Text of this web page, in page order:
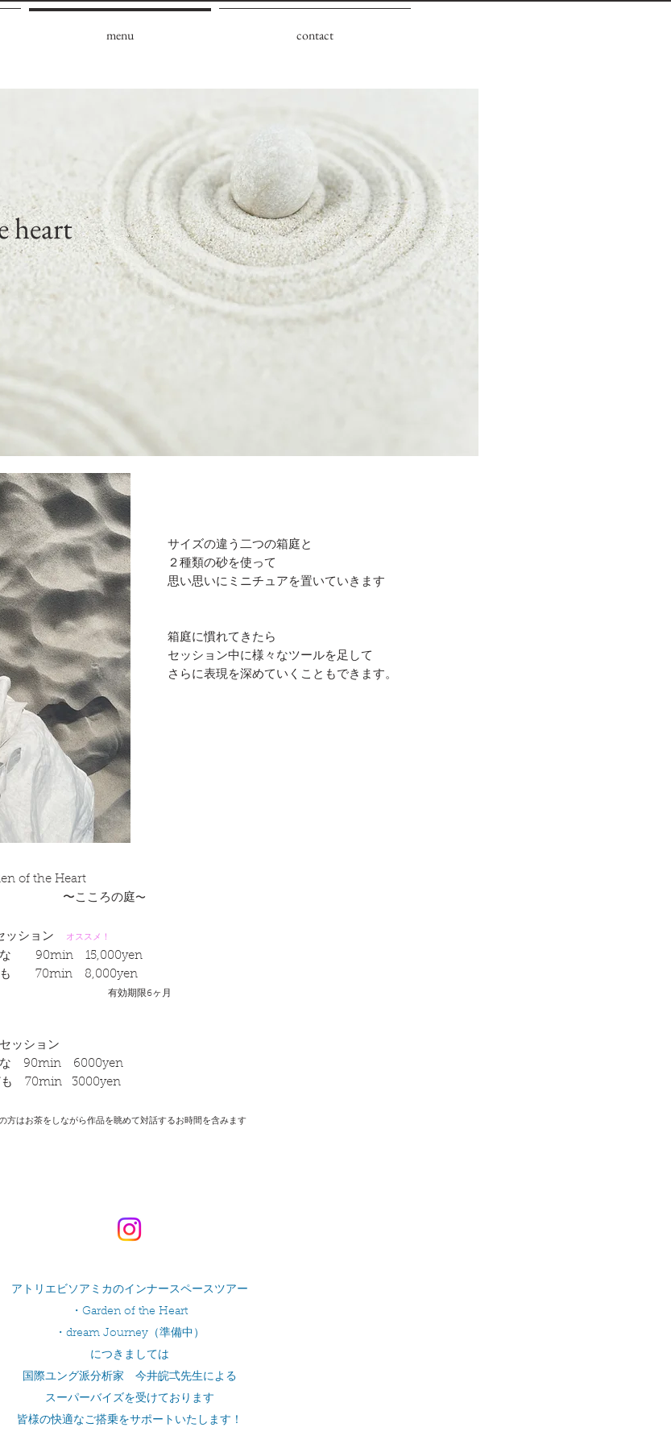
menu contact
heart
サイズの違う二つの箱庭と
２種類の砂を使って
​思い思いにミニチュアを置いていきます
箱庭に慣れてきたら
セッション中に様々なツールを足し​て
さらに表現を深めていくこともできます。
of the Heart
ころの庭〜
ッション オススメ！
90min 15,000yen
70min 8,000yen
有効期限6ヶ月
セッション
90min 6000yen
も 70min 3000yen
方はお茶をしながら作品を眺めて対話するお時間を含みます
アトリエビソアミカのインナースペースツアー​
・Garden of the Heart
・dream Journey（準備中）
​につきましては
国際ユング派分析家 今井皖弌先生による
スーパーバイズを受けております​
​皆様の快適なご搭乗をサポートいたします！